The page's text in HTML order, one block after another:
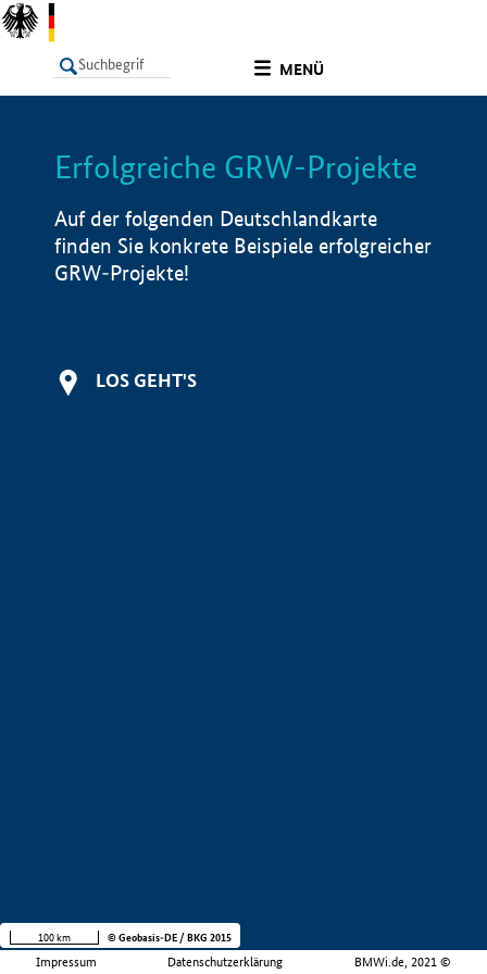
MENÜ
LISTE Info
Erfolgreiche GRW-Projekte
Auf der folgenden Deutschlandkarte
finden Sie konkrete Beispiele erfolgreicher
GRW-Projekte!
LOS GEHT'S
Impressum Datenschutzerklärung BMWi.de, 2021 ©
100 km © Geobasis-DE / BKG 2015